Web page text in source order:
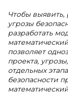
Чтобы выявить,
угрозы
разработать
позволяет
проекта,
отдельных
безопасности